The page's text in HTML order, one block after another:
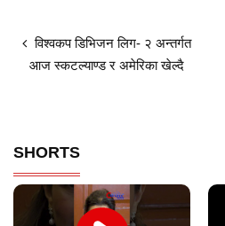
विश्वकप डिभिजन लिग- २ अन्तर्गत
आज स्कटल्याण्ड र अमेरिका खेल्दै
SHORTS